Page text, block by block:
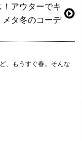
アウターでキ
メタ冬のコーデ
、もうすぐ春。そんな